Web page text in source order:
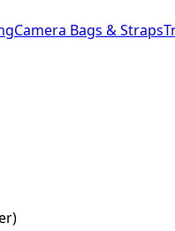
Camera Bags & Straps